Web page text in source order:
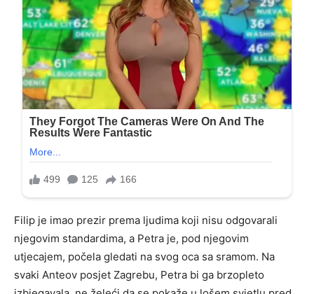
Filip je imao prezir prema ljudima koji nisu odgovarali
njegovim standardima, a Petra je, pod njegovim
utjecajem, počela gledati na svog oca sa sramom. Na
svaki Anteov posjet Zagrebu, Petra bi ga brzopleto